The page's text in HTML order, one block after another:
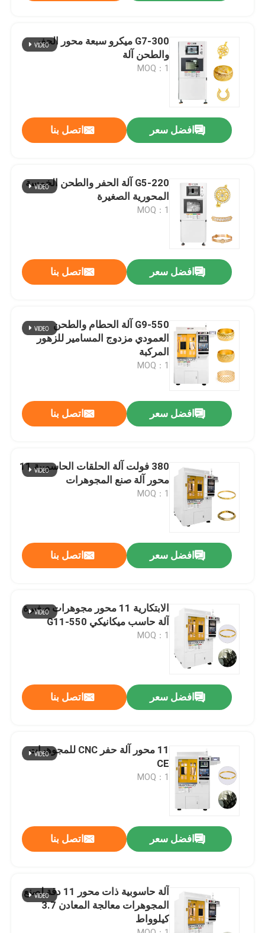
منتجات
عرض الواقع الافتراضي
معلومات عنا
ضبط الجودة
أخبار
G7-300 ميكرو سبعة محور الحفر
والطحن آلة
MOQ：1
افضل سعر اتصل بنا
G5-220 آلة الحفر والطحن الخمسة
المحورية الصغيرة
MOQ：1
افضل سعر اتصل بنا
G9-550 آلة الحطام والطحن
العمودي مزدوج المسامير للزهور
المركبة
MOQ：1
افضل سعر اتصل بنا
380 فولت آلة الحلقات الحاسوبية 11
محور آلة صنع المجوهرات
MOQ：1
افضل سعر اتصل بنا
الابتكارية 11 محور مجوهرات صغيرة
آلة حاسب ميكانيكي G11-550
MOQ：1
افضل سعر اتصل بنا
11 محور آلة حفر CNC للمجوهرات
CE
MOQ：1
افضل سعر اتصل بنا
آلة حاسوبية ذات محور 11 دقة لصنع
المجوهرات معالجة المعادن 3.7
كيلوواط